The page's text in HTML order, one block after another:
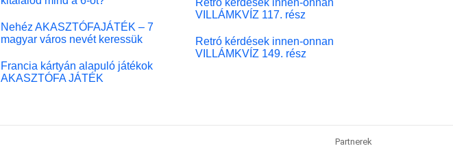
Nehéz AKASZTÓFAJÁTÉK – 7
magyar város nevét keressük
Francia kártyán alapuló játékok
AKASZTÓFA JÁTÉK
VILLÁMKVÍZ 117. rész
Retró kérdések innen-onnan
VILLÁMKVÍZ 149. rész
Partnerek